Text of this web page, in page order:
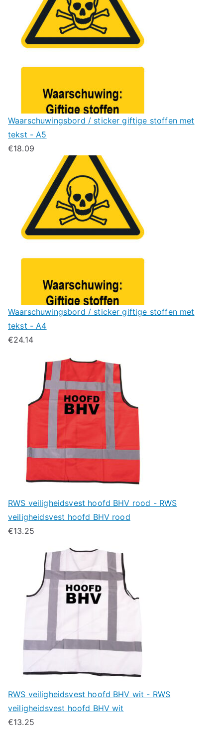
Waarschuwingsbord / sticker giftige stoffen met
tekst - A5
€18.09
Waarschuwingsbord / sticker giftige stoffen met
tekst - A4
€24.14
RWS veiligheidsvest hoofd BHV rood - RWS
veiligheidsvest hoofd BHV rood
€13.25
RWS veiligheidsvest hoofd BHV wit - RWS
veiligheidsvest hoofd BHV wit
€13.25